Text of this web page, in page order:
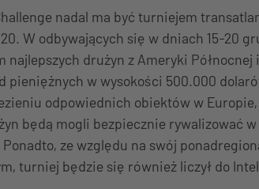
nadal ma być turniejem
W odbywających się w dniach 15-20
najlepszych drużyn z Ameryki Północnej
pieniężnych w wysokości 500.000
odpowiednich obiektów w
będą mogli bezpiecznie rywalizować
ze względu na swój
turniej będzie się również liczył do